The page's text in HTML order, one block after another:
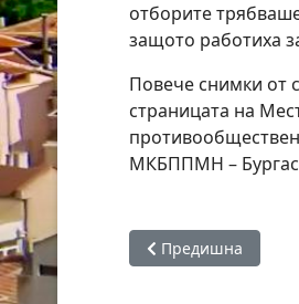
отборите
защото работиха
Повече снимки от
страницата на
МКБППМН –
Предишна статия:
Предишна